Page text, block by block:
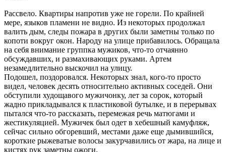
Рассвело. Квартиры напротив уже не горели. По крайней
мере, языков пламени не видно. Из некоторых продолжал
валить дым, следы пожара в других были заметны только по
копоти вокруг окон. Народу на улице прибавилось. Обращала
на себя внимание группка мужиков, что-то отчаянно
обсуждавших, и размахивающих руками. Артем
незамедлительно выскочил на улицу.
Подошел, поздоровался. Некоторых знал, кого-то просто
видел, человек десять относительно активных соседей. Они
обступили худощавого мужичонку, лет за сорок, который
жадно прикладывался к пластиковой бутылке, и в перерывах
пытался что-то рассказать, перемежая речь матюгами и
жестикуляцией. Мужичек был одет в хебешный камуфляж,
сейчас сильно обгоревший, местами даже еще дымившийся,
короткие рыжеватые волосы закурчавились от жара, на лице и
кистях рук заметны ожоги.